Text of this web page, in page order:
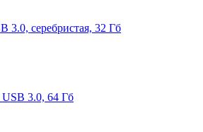
3.0, серебристая, 32 Гб
3.0, 64 Гб